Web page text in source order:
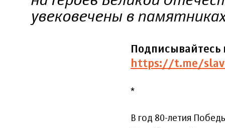
увековечены в
https://t.me/
*
В год 80-летия